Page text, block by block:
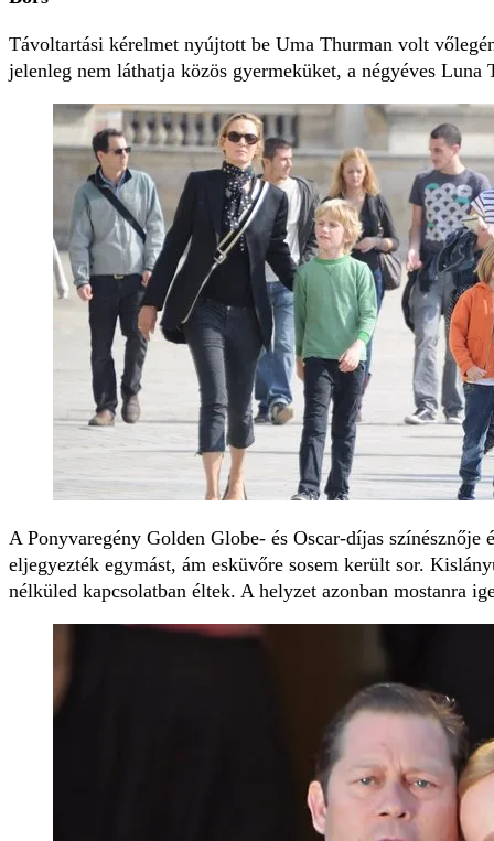
Távoltartási kérelmet nyújtott be Uma Thurman volt
jelenleg nem láthatja közös gyerme­küket, a négyéves Luna
A Ponyvaregény Golden Globe- és Oscar-díjas
eljegyezték egymást, ám esküvőre sosem került sor.
nélküled kapcsolatban éltek. A helyzet azonban mostanra